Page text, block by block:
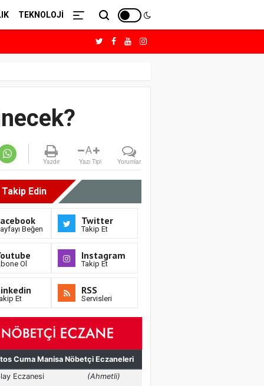
TEKNOLOJİ
Yazdır
A
Yazı Tipi Yorumlar
Takip Edin
Beğen
Twitter
Takip Et
Ol
Instagram
Takip Et
Et
RSS
Servisleri